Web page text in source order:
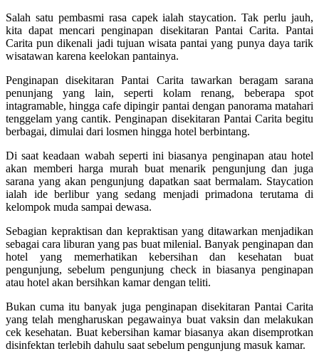
Salah satu pembasmi rasa capek ialah staycation. Tak perlu jauh,
kita dapat mencari penginapan disekitaran Pantai Carita. Pantai
Carita pun dikenali jadi tujuan wisata pantai yang punya daya tarik
wisatawan karena keelokan pantainya.
Penginapan disekitaran Pantai Carita tawarkan beragam sarana
penunjang yang lain, seperti kolam renang, beberapa spot
intagramable, hingga cafe dipingir pantai dengan panorama matahari
tenggelam yang cantik. Penginapan disekitaran Pantai Carita begitu
berbagai, dimulai dari losmen hingga hotel berbintang.
Di saat keadaan wabah seperti ini biasanya penginapan atau hotel
akan memberi harga murah buat menarik pengunjung dan juga
sarana yang akan pengunjung dapatkan saat bermalam. Staycation
ialah ide berlibur yang sedang menjadi primadona terutama di
kelompok muda sampai dewasa.
Sebagian kepraktisan dan kepraktisan yang ditawarkan menjadikan
sebagai cara liburan yang pas buat milenial. Banyak penginapan dan
hotel yang memerhatikan kebersihan dan kesehatan buat
pengunjung, sebelum pengunjung check in biasanya penginapan
atau hotel akan bersihkan kamar dengan teliti.
Bukan cuma itu banyak juga penginapan disekitaran Pantai Carita
yang telah mengharuskan pegawainya buat vaksin dan melakukan
cek kesehatan. Buat kebersihan kamar biasanya akan disemprotkan
disinfektan terlebih dahulu saat sebelum pengunjung masuk kamar.